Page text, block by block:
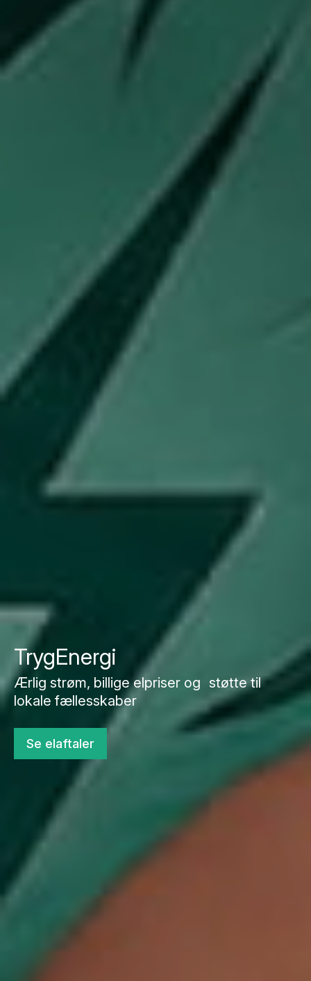
TrygEnergi
Ærlig strøm, billige elpriser og støtte til
lokale fællesskaber
Se elaftaler